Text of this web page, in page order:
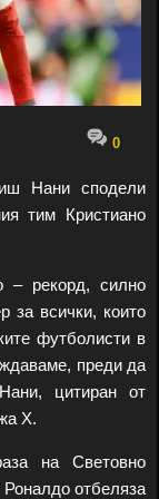
0
Нани сподели
тим Кристиано
– рекорд, силно
за всички, които
футболисти в
преди да
цитиран от
X.
на Световно
отбеляза